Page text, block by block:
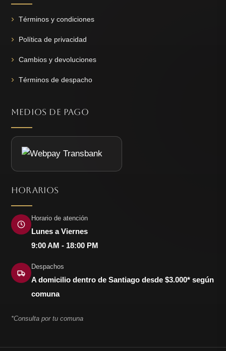
Términos y condiciones
Política de privacidad
Cambios y devoluciones
Términos de despacho
MEDIOS DE PAGO
HORARIOS
Horario de atención
Lunes a Viernes
9:00 AM - 18:00 PM
Despachos
A domicilio dentro de Santiago desde $3.000* según
comuna
*Consulta por tu comuna